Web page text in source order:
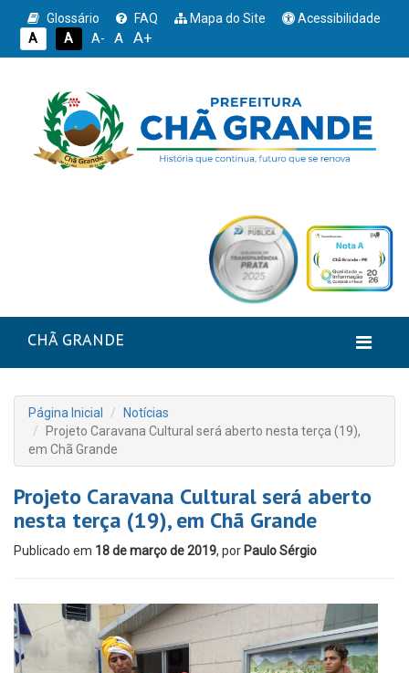
Glossário FAQ Mapa do Site
Acessibilidade
A
A A- A A+
CHÃ GRANDE
Página Inicial
Notícias
Projeto Caravana Cultural será aberto nesta terça (19),
em Chã Grande
Projeto Caravana Cultural será aberto
nesta terça (19), em Chã Grande
Publicado em 18 de março de 2019, por Paulo Sérgio